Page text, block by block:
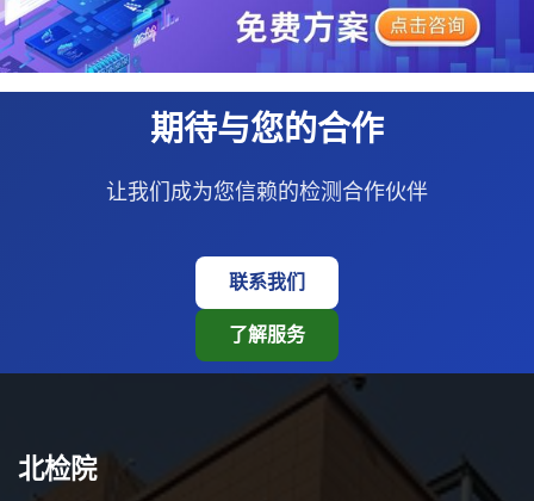
期待与您的合作
让我们成为您信赖的检测合作伙伴
联系我们
了解服务
北检院